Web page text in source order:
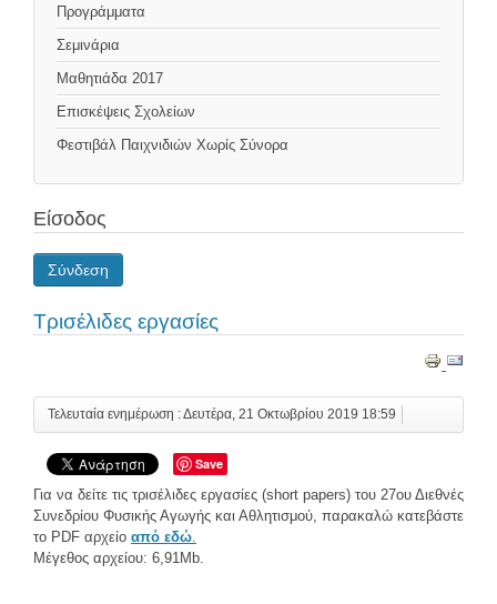
Προγράμματα
Σεμινάρια
Μαθητιάδα 2017
Επισκέψεις Σχολείων
Φεστιβάλ Παιχνιδιών Χωρίς Σύνορα
Είσοδος
Σύνδεση
Τρισέλιδες εργασίες
Τελευταία ενημέρωση : Δευτέρα, 21 Οκτωβρίου 2019 18:59
Save
Για να δείτε τις τρισέλιδες εργασίες (short papers) του 27ου Διεθνές
Συνεδρίου Φυσικής Αγωγής και Αθλητισμού, παρακαλώ κατεβάστε
το PDF αρχείο από εδώ
Μέγεθος αρχείου: 6,91Mb.